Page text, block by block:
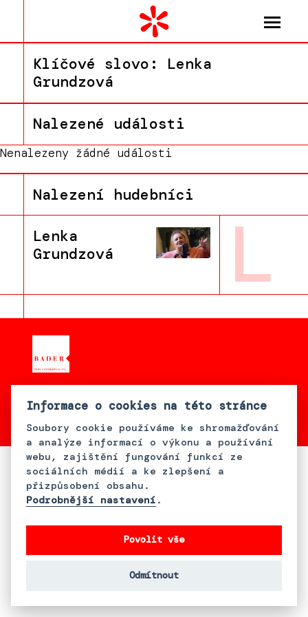
Klíčové slovo: Lenka
Grundzová
Nalezené události
Nenalezeny žádné události
Nalezení hudebníci
Lenka
Grundzová
L
Inc.
Informace o cookies na této stránce
Soubory cookie používáme ke shromažďování
a analýze informací o výkonu a používání
webu, zajištění fungování funkcí ze
sociálních médií a ke zlepšení a
přizpůsobení obsahu.
Podrobnější nastavení .
Povolit vše
Odmítnout